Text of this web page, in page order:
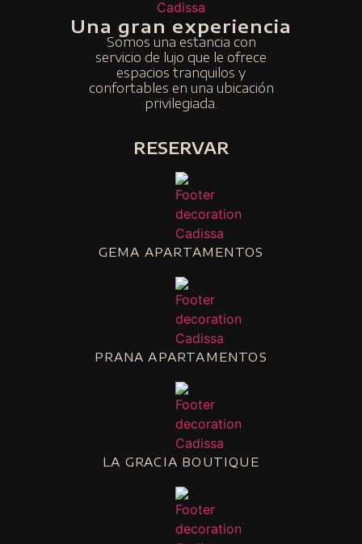
Una gran experiencia
Somos una estancia con
servicio de lujo que le ofrece
espacios tranquilos y
confortables en una ubicación
privilegiada.
RESERVAR
GEMA APARTAMENTOS
PRANA APARTAMENTOS
LA GRACIA BOUTIQUE